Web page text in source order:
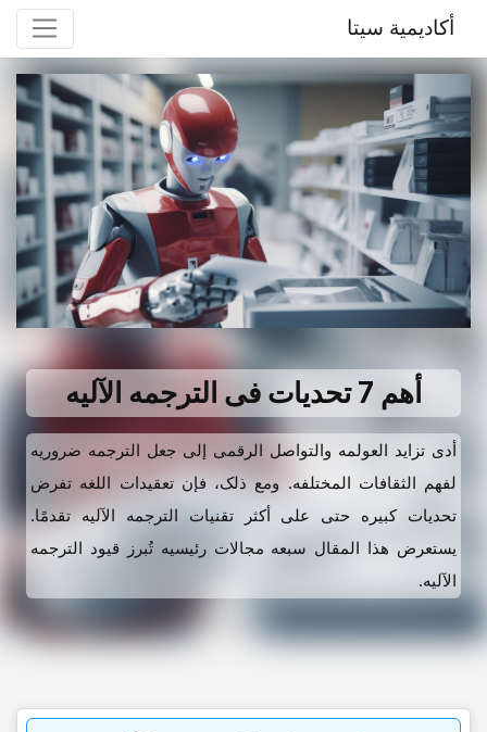
أكاديمية سيتا
أهم 7 تحدیات فی الترجمه الآلیه
أدى تزاید العولمه والتواصل الرقمی إلى جعل الترجمه ضروریه
لفهم الثقافات المختلفه. ومع ذلک، فإن تعقیدات اللغه تفرض
تحدیات کبیره حتى على أکثر تقنیات الترجمه الآلیه تقدمًا.
یستعرض هذا المقال سبعه مجالات رئیسیه تُبرز قیود الترجمه
الآلیه.